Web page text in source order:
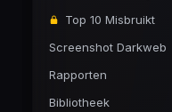
Top 10 Misbruikt
Screenshot Darkweb
Rapporten
Bibliotheek